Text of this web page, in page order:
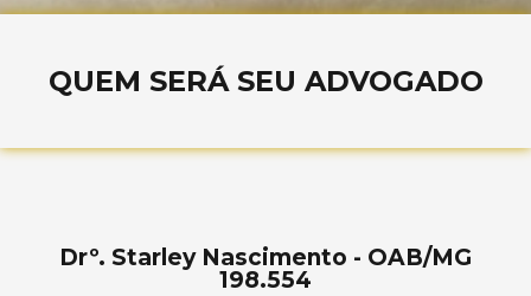
QUEM SERÁ SEU ADVOGADO
Drº. Starley Nascimento - OAB/MG
198.554